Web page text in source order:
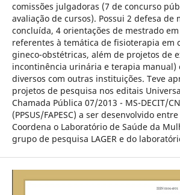
comissões julgadoras (7 de concurso
avaliação de cursos). Possui 2 defesa de
concluída, 4 orientações de mestrado
referentes à temática de fisioterapia em
gineco-obstétricas, além de projetos de
incontinência urinária e terapia manual)
diversos com outras instituições. Teve
projetos de pesquisa nos editais
Chamada Pública 07/2013 - MS-DECIT/
(PPSUS/FAPESC) a ser desenvolvido
Coordena o Laboratório de Saúde da
grupo de pesquisa LAGER e do